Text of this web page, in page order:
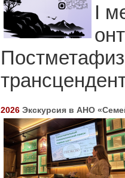
I
2026 Экскурсия в АНО